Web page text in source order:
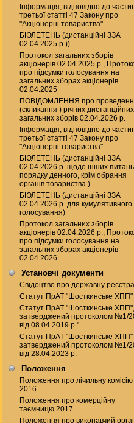
Інформація, відповідно до
третьої статті 47 Закону про
"Акціонерні товариства"
БЮЛЕТЕНЬ (дистанційні ЗЗА
02.04.2025 р.))
Протокол загальних зборів
акціонерів 02.04.2025 р.,
про підсумки голосування на
загальних зборах акціонерів
02.04.2025
ПОВІДОМЛЕННЯ про
(скликання ) річних дистанційних
загальних зборів 02.04.2026 р.
Інформація, відповідно до
третьої статті 47 Закону про
"Акціонерні товариства"
БЮЛЕТЕНЬ (дистанційні ЗЗА
02.04.2026 р. щодо інших питань
порядку денного, крім обрання
органів товариства )
БЮЛЕТЕНЬ (дистанційні ЗЗА
02.04.2026 р. для кумулятивного
голосування)
Протокол загальних зборів
акціонерів 02.04.2026 р.,
про підсумки голосування на
загальних зборах акціонерів
02.04.2026
Установчі документи
Свідоцтво про державну
Статут ПрАТ "Шосткинське ХПП"
Статут ПрАТ "Шосткинське ХПП",
затверджений протоколом №1/
від 08.04.2019 р."
Статут ПрАТ "Шосткинське ХПП"
затверджений протоколом №1/
від 28.04.2023 р.
Положення
Положення про лічильну комісію
2016
Положення про комерційну
таємницю 2017
Положення про виконавчий